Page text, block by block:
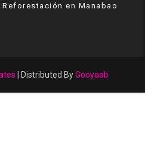
en Manabao
| Distributed ByGooyaab